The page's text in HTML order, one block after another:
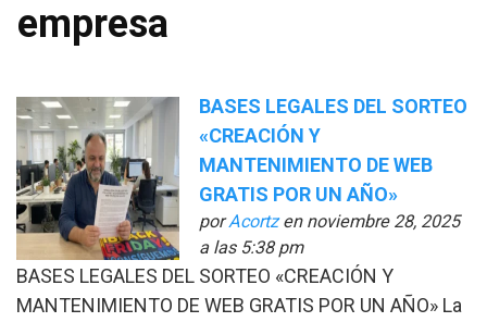
empresa
BASES LEGALES DEL SORTEO
«CREACIÓN Y
MANTENIMIENTO DE WEB
GRATIS POR UN AÑO»
porAcortzen noviembre 28, 2025
a las 5:38 pm
BASES LEGALES DEL SORTEO «CREACIÓN Y
MANTENIMIENTO DE WEB GRATIS POR UN AÑO» La